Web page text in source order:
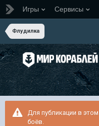
Игры Сервисы
Флудилка
Для публикации в
боёв.